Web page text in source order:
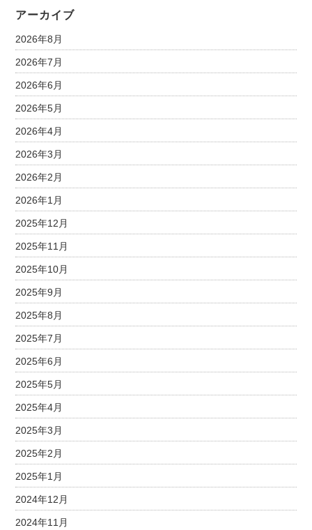
アーカイブ
2026年8月
2026年7月
2026年6月
2026年5月
2026年4月
2026年3月
2026年2月
2026年1月
2025年12月
2025年11月
2025年10月
2025年9月
2025年8月
2025年7月
2025年6月
2025年5月
2025年4月
2025年3月
2025年2月
2025年1月
2024年12月
2024年11月